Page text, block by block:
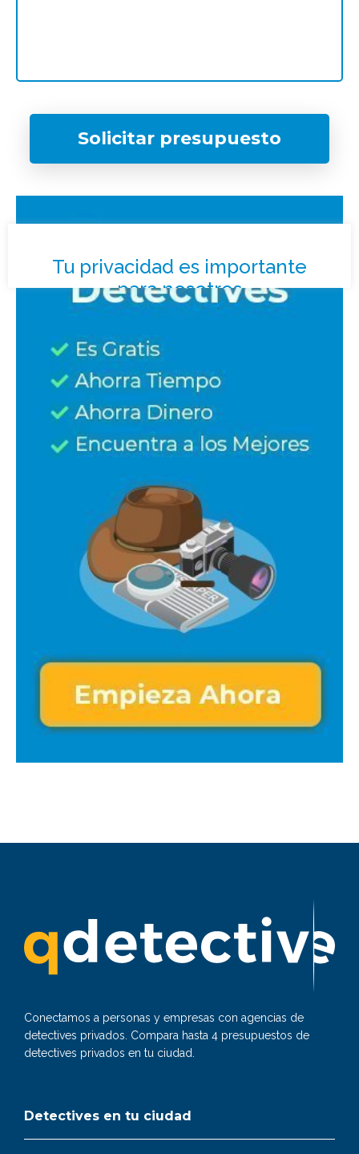
Solicitar presupuesto
Conectamos a personas y empresas con agencias de
detectives privados. Compara hasta 4 presupuestos de
detectives privados en tu ciudad.
Detectives en tu ciudad